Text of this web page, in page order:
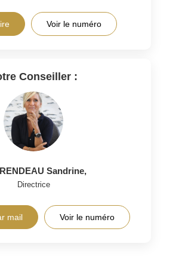
Voir le numéro
Conseiller :
Sandrine,
Directrice
mail Voir le numéro